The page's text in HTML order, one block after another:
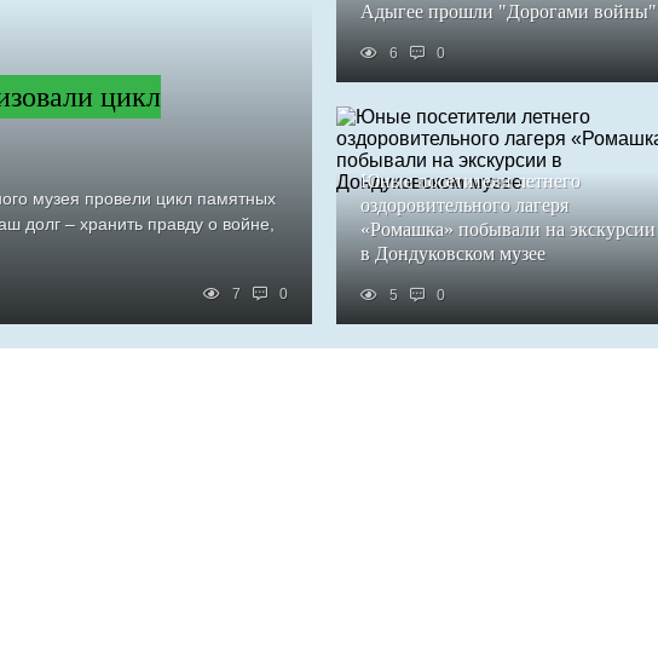
цикл
музея провели цикл памятных
долг – хранить правду о войне,
7 0
Адыгее прошли "Дорогами войны"
6 0
Юные посетители летнего
оздоровительного лагеря
«Ромашка» побывали на экскурсии
в Дондуковском музее
5 0